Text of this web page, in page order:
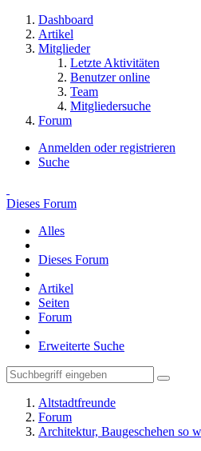
Dashboard
Artikel
Mitglieder
Letzte Aktivitäten
Benutzer online
Team
Mitgliedersuche
Forum
Anmelden oder registrieren
Suche
Dieses Forum
Alles
Dieses Forum
Artikel
Seiten
Forum
Erweiterte Suche
Altstadtfreunde
Forum
Architektur, Baugeschehen so